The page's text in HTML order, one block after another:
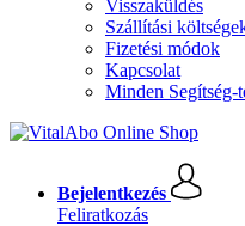
Visszaküldés
Szállítási
Fizetési módok
Kapcsolat
Minden Segítség-
Bejelentkezés
Feliratkozás